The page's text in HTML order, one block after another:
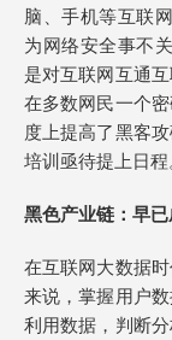
脑、手机等互联
为网络安全事不
是对互联网互通
在多数网民一个
度上提高了黑客
培训亟待提上日程
黑色产业链：早
在互联网大数据
来说，掌握用户
利用数据，判断